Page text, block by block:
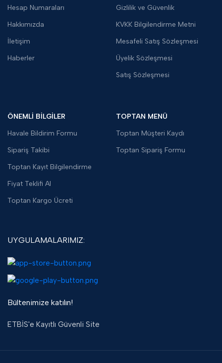
Hesap Numaraları
Hakkımızda
İletişim
Haberler
Gizlilik ve Güvenlik
KVKK Bilgilendirme Metni
Mesafeli Satış Sözleşmesi
Üyelik Sözleşmesi
Satış Sözleşmesi
ÖNEMLİ BİLGİLER
Havale Bildirim Formu
Sipariş Takibi
Toptan Kayıt Bilgilendirme
Fiyat Teklifi Al
Toptan Kargo Ücreti
TOPTAN MENÜ
Toptan Müşteri Kaydı
Toptan Sipariş Formu
UYGULAMALARIMIZ:
Bültenimize katılın!
ETBİS'e Kayıtlı Güvenli Site